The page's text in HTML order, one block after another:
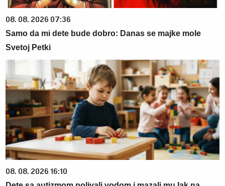
08. 08. 2026 07:36
Samo da mi dete bude dobro: Danas se majke mole
Svetoj Petki
08. 08. 2026 16:10